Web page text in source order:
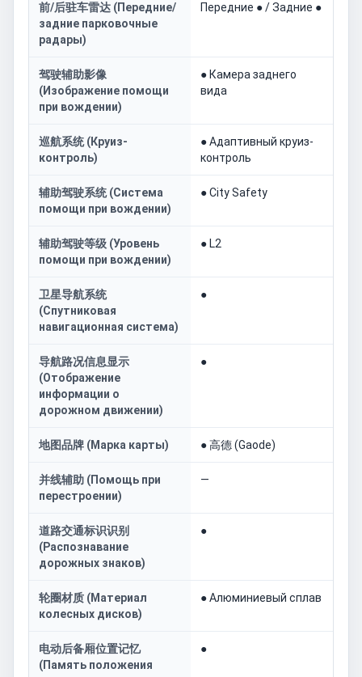
前/后驻车雷达 (Передние/
задние парковочные
радары)
Передние ● / Задние ●
驾驶辅助影像
(Изображение помощи
при вождении)
● Камера заднего
вида
巡航系统 (Круиз-
контроль)
● Адаптивный круиз-
контроль
辅助驾驶系统 (Система
помощи при вождении)
● City Safety
辅助驾驶等级 (Уровень
помощи при вождении)
● L2
卫星导航系统
(Спутниковая
навигационная система)
●
导航路况信息显示
(Отображение
информации о
дорожном движении)
●
地图品牌 (Марка карты) ● 高德 (Gaode)
并线辅助 (Помощь при
перестроении)
—
道路交通标识识别
(Распознавание
дорожных знаков)
●
轮圈材质 (Материал
колесных дисков)
● Алюминиевый сплав
电动后备厢位置记忆
(Память положения
●